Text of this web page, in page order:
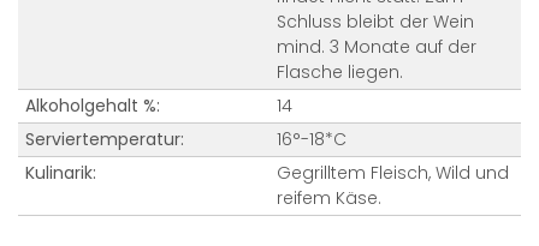
Schluss bleibt der Wein
mind. 3 Monate auf der
Flasche liegen.
Alkoholgehalt %:
14
Serviertemperatur:
16°-18*C
Kulinarik:
Gegrilltem Fleisch, Wild und
reifem Käse.